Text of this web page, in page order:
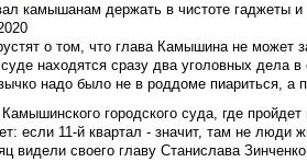
камышанам держать в чистоте гаджеты
о том, что глава Камышина не может
находятся сразу два уголовных дела
надо было не в роддоме пиариться, а
городского суда, где
если 11-й квартал - значит, там не люди
своего главу Станислава Зинченко